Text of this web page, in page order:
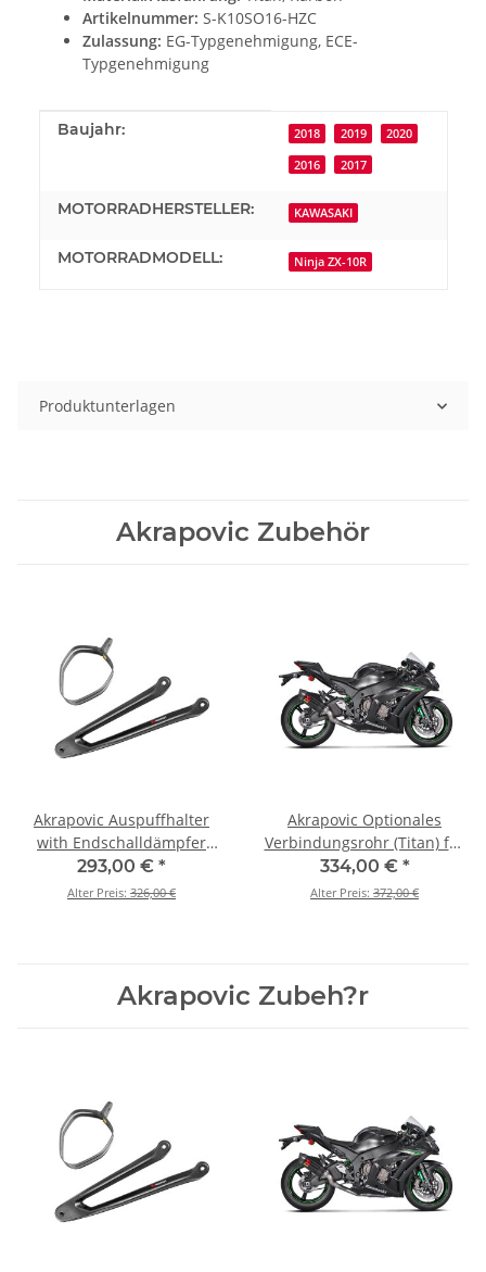
Artikelnummer: S-K10SO16-HZC
Zulassung: EG-Typgenehmigung, ECE-
Typgenehmigung
Produkteigenschaft
Wert
Baujahr: 2018 2019 2020
2016 2017
MOTORRADHERSTELLER: KAWASAKI
MOTORRADMODELL: Ninja ZX-10R
Produktunterlagen
Akrapovic Zubehör
Akrapovic Auspuffhalter
with Endschalldämpfer
clamp (Carbon) für Kawasaki
Ninja ZX-10R - BJ. 2016 >
293,00 € *
Alter Preis: 326,00 €
Akrapovic Optionales
Verbindungsrohr (Titan) für
Kawasaki Ninja ZX-10R - BJ.
2016 > 2020 (L-K10SO7T)
334,00 € *
Alter Preis: 372,00 €
Akrapovic Zubeh?r